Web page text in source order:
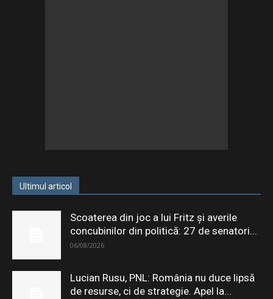
Ultimul articol
Scoaterea din joc a lui Fritz și averile
concubinilor din politică: 27 de senatori...
06/08/2026
Lucian Rusu, PNL: România nu duce lipsă
de resurse, ci de strategie. Apel la...